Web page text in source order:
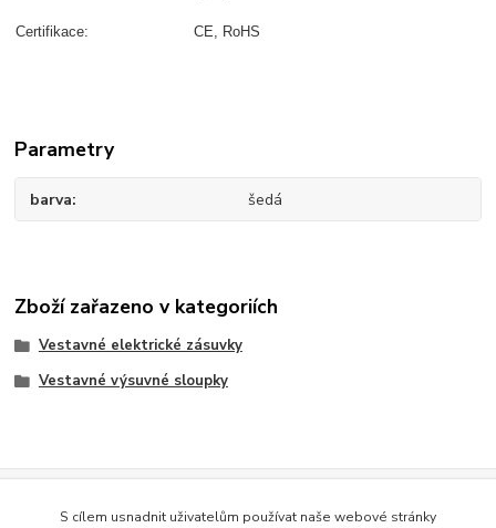
Certifikace: CE, RoHS
Parametry
barva šedá
Zboží zařazeno v kategoriích
Vestavné elektrické zásuvky
Vestavné výsuvné sloupky
Evidence Tržeb
Podle zákona o evidenci tržeb je prodávající povinen vystavit
S cílem usnadnit uživatelům používat naše webové stránky